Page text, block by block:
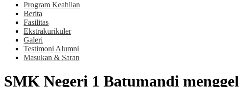
Program Keahlian
Berita
Fasilitas
Ekstrakurikuler
Galeri
Testimoni Alumni
Masukan & Saran
SMK Negeri 1 Batumandi